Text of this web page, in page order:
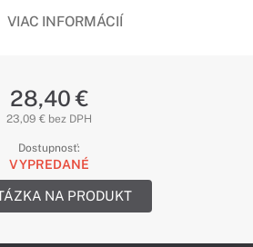
VIAC INFORMÁCIÍ
28,40 €
23,09 € bez DPH
Dostupnosť:
VYPREDANÉ
NA PRODUKT